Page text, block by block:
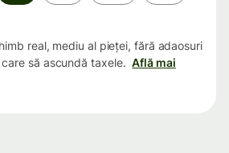
real, mediu al pieței, fără adaosuri
să ascundă taxele. Află mai